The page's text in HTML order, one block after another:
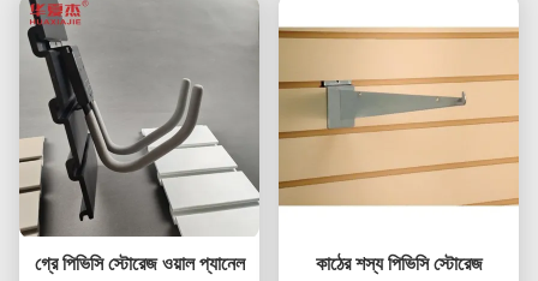
গ্রে পিভিসি স্টোরেজ ওয়াল প্যানেল
কাঠের শস্য পিভিসি স্টোরেজ